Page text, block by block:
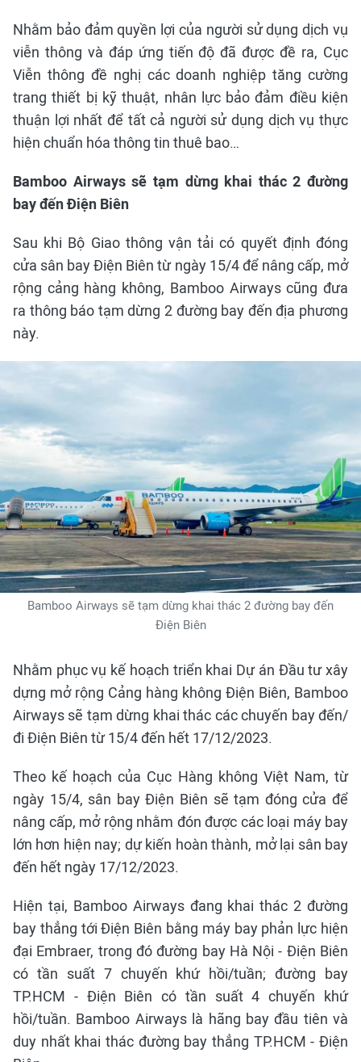
Nhằm bảo đảm quyền lợi của người sử dụng dịch vụ
viễn thông và đáp ứng tiến độ đã được đề ra, Cục
Viễn thông đề nghị các doanh nghiệp tăng cường
trang thiết bị kỹ thuật, nhân lực bảo đảm điều kiện
thuận lợi nhất để tất cả người sử dụng dịch vụ thực
hiện chuẩn hóa thông tin thuê bao…
Bamboo Airways sẽ tạm dừng khai thác 2 đường
bay đến Điện Biên
Sau khi Bộ Giao thông vận tải có quyết định đóng
cửa sân bay Điện Biên từ ngày 15/4 để nâng cấp, mở
rộng cảng hàng không, Bamboo Airways cũng đưa
ra thông báo tạm dừng 2 đường bay đến địa phương
này.
Bamboo Airways sẽ tạm dừng khai thác 2 đường bay đến
Điện Biên
Nhằm phục vụ kế hoạch triển khai Dự án Đầu tư xây
dựng mở rộng Cảng hàng không Điện Biên, Bamboo
Airways sẽ tạm dừng khai thác các chuyến bay đến/
đi Điện Biên từ 15/4 đến hết 17/12/2023.
Theo kế hoạch của Cục Hàng không Việt Nam, từ
ngày 15/4, sân bay Điện Biên sẽ tạm đóng cửa để
nâng cấp, mở rộng nhằm đón được các loại máy bay
lớn hơn hiện nay; dự kiến hoàn thành, mở lại sân bay
đến hết ngày 17/12/2023.
Hiện tại, Bamboo Airways đang khai thác 2 đường
bay thẳng tới Điện Biên bằng máy bay phản lực hiện
đại Embraer, trong đó đường bay Hà Nội - Điện Biên
có tần suất 7 chuyến khứ hồi/tuần; đường bay
TP.HCM - Điện Biên có tần suất 4 chuyến khứ
hồi/tuần. Bamboo Airways là hãng bay đầu tiên và
duy nhất khai thác đường bay thẳng TP.HCM - Điện